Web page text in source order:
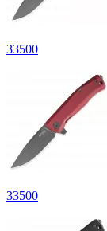
33500
33500